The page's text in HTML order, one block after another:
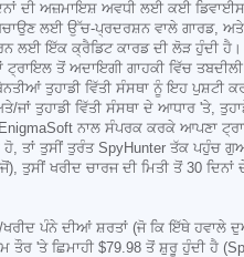
ਦੀ ਅਜ਼ਮਾਇਸ਼ ਅਵਧੀ ਲਈ ਕਈ
ਲਈ ਉੱਚ-ਪ੍ਰਦਰਸ਼ਨ ਵਾਲੇ ਗਾਰਡ, ਅਤੇ
ਲਈ ਇੱਕ ਕ੍ਰੈਡਿਟ ਕਾਰਡ ਦੀ ਲੋੜ ਹੁੰਦੀ
ਤੋਂ ਅਦਾਇਗੀ ਗਾਹਕੀ ਵਿੱਚ
ਤੁਹਾਡੀ ਵਿੱਤੀ ਸੰਸਥਾ ਨੂੰ ਇਹ
ਤੁਹਾਡੀ ਵਿੱਤੀ ਸੰਸਥਾ ਦੇ ਆਧਾਰ 'ਤੇ,
EnigmaSoft ਨਾਲ ਸੰਪਰਕ ਕਰਕੇ
ਤੁਸੀਂ ਤੁਰੰਤ SpyHunter ਤੱਕ ਪਹੁੰਚ
ਤੁਸੀਂ ਖਰੀਦ ਚਾਰਜ ਦੀ ਮਿਤੀ ਤੋਂ 30
ਪੰਨੇ ਦੀਆਂ ਸ਼ਰਤਾਂ (ਜੋ ਕਿ ਇੱਥੇ
ਤੌਰ 'ਤੇ ਛਿਮਾਹੀ $79.98 ਤੋਂ ਸ਼ੁਰੂ ਹੁੰਦੀ ਹੈ